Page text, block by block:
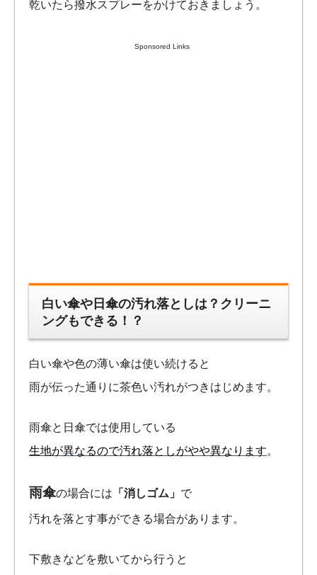
乾いたら撥水スプレーをかけておきましょう。
Sponsored Links
白い傘や日傘の汚れ落としは？クリーニ
ングもできる！？
白い傘や色の薄い傘は使い続けると
雨が伝った通りに茶色い汚れがつきはじめます。
雨傘と日傘では使用している
生地が異なるので汚れ落としがやや異なります。
雨傘の場合には 「消しゴム」 で
汚れを落とす事ができる場合があります。
下敷きなどを敷いてから行うと